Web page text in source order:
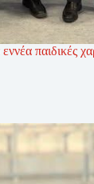
παιδικές